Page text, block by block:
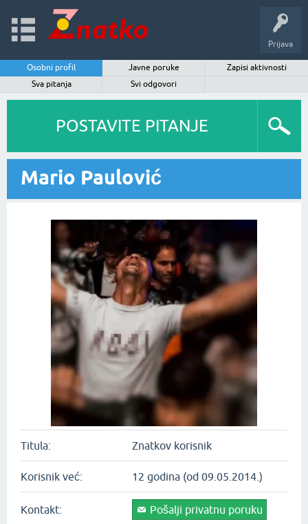
Prijava
Osobni profil Javne poruke
Zapisi aktivnosti
Sva pitanja
Svi odgovori
POSTAVITE PITANJE
Mario Paulović
Titula: Znatkov korisnik
Korisnik već: 12 godina (od 09.05.2014.)
Kontakt: Pošalji privatnu poruku